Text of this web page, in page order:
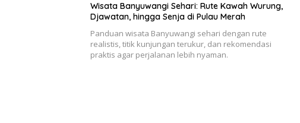
Wisata Banyuwangi Sehari: Rute Kawah Wurung,
Djawatan, hingga Senja di Pulau Merah
Panduan wisata Banyuwangi sehari dengan rute
realistis, titik kunjungan terukur, dan rekomendasi
praktis agar perjalanan lebih nyaman.